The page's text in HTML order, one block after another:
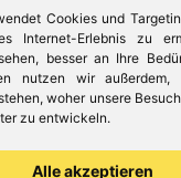
Cookies und
Internet-Erlebnis zu
besser an Ihre
nutzen wir außerdem,
woher unsere
zu entwickeln.
Alle akzeptieren